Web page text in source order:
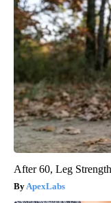
After 60, Leg
ApexLabs